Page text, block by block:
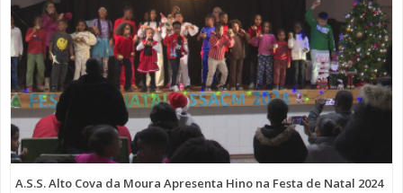
A.S.S. Alto Cova da Moura Apresenta Hino na Festa de Natal 2024